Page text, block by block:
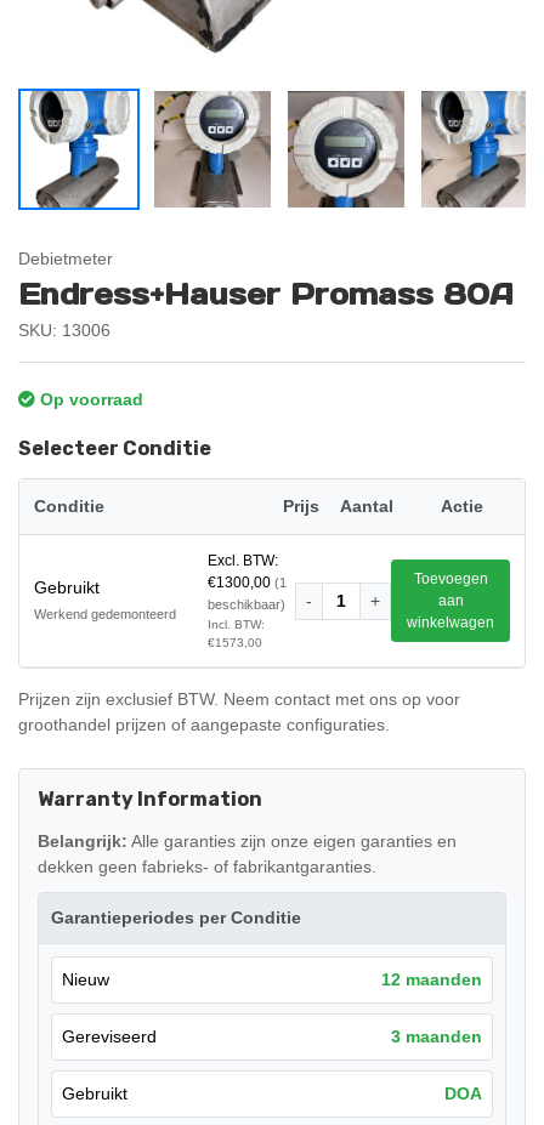
Debietmeter
Endress+Hauser Promass 80A
SKU: 13006
Op voorraad
Selecteer Conditie
Conditie Prijs Aantal Actie
Gebruikt
Werkend gedemonteerd
Excl. BTW:
€1300,00(1
beschikbaar)
Incl. BTW:
€1573,00
- 1 +
Toevoegen
aan
winkelwagen
Prijzen zijn exclusief BTW. Neem contact met ons op voor
groothandel prijzen of aangepaste configuraties.
Warranty Information
Belangrijk: Alle garanties zijn onze eigen garanties en
dekken geen fabrieks- of fabrikantgaranties.
Garantieperiodes per Conditie
Nieuw 12 maanden
Gereviseerd 3 maanden
Gebruikt DOA